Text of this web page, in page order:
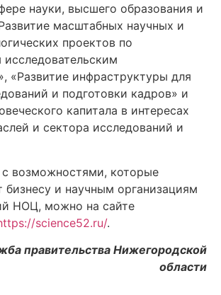
науки, высшего образования и
масштабных научных и
проектов по
«Развитие инфраструктуры для
и подготовки кадров» и
капитала в интересах
и сектора исследований и
с возможностями, которые
бизнесу и научным организациям
НОЦ, можно на сайте
science52.ru/.
правительства Нижегородской
области